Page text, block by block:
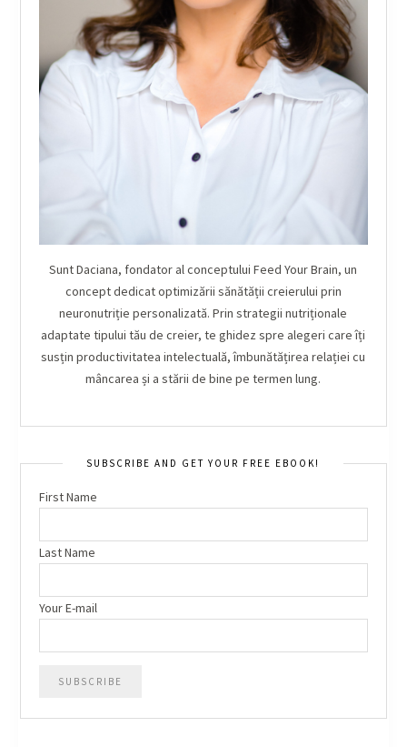
Sunt Daciana, fondator al conceptului Feed Your Brain, un
concept dedicat optimizării sănătății creierului prin
neuronutriție personalizată. Prin strategii nutriționale
adaptate tipului tău de creier, te ghidez spre alegeri care îți
susțin productivitatea intelectuală, îmbunătățirea relației cu
mâncarea și a stării de bine pe termen lung.
SUBSCRIBE AND GET YOUR FREE EBOOK!
First Name
Last Name
Your E-mail